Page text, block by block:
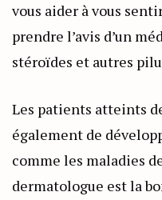
vous aider à vous
prendre l’avis d’un
stéroïdes et autres
Les patients atteints
également de
comme les maladies
dermatologue est la